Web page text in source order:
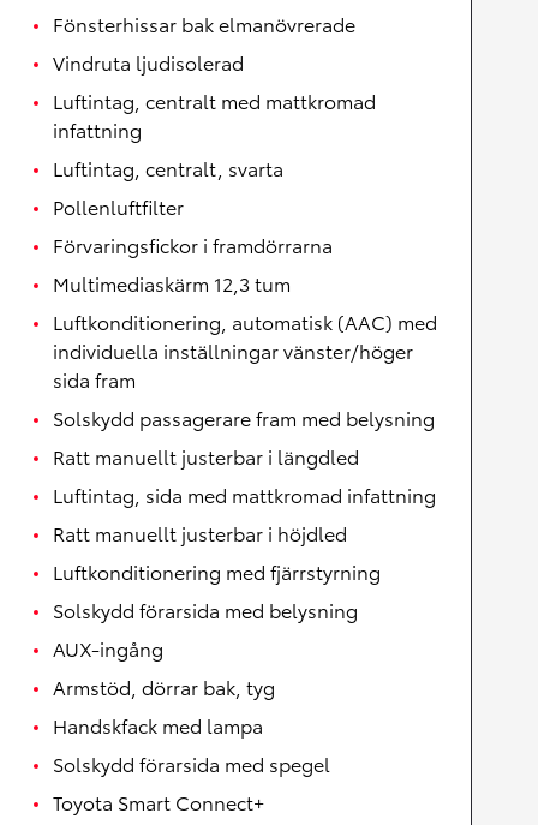
Fönsterhissar bak elmanövrerade
Vindruta ljudisolerad
Luftintag, centralt med mattkromad
infattning
Luftintag, centralt, svarta
Pollenluftfilter
Förvaringsfickor i framdörrarna
Multimediaskärm 12,3 tum
Luftkonditionering, automatisk (AAC) med
individuella inställningar vänster/höger
sida fram
Solskydd passagerare fram med belysning
Ratt manuellt justerbar i längdled
Luftintag, sida med mattkromad infattning
Ratt manuellt justerbar i höjdled
Luftkonditionering med fjärrstyrning
Solskydd förarsida med belysning
AUX-ingång
Armstöd, dörrar bak, tyg
Handskfack med lampa
Solskydd förarsida med spegel
Toyota Smart Connect+